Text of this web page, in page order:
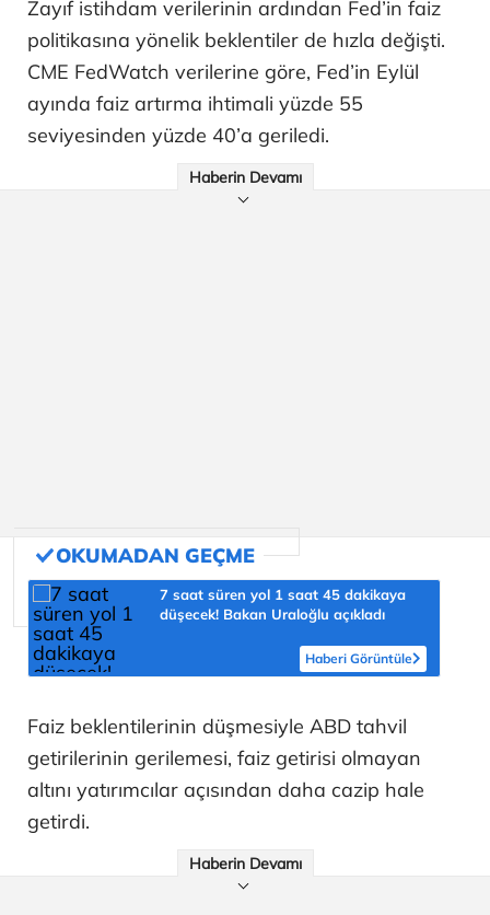
Zayıf istihdam verilerinin ardından Fed’in faiz
politikasına yönelik beklentiler de hızla değişti.
CME FedWatch verilerine göre, Fed’in Eylül
ayında faiz artırma ihtimali yüzde 55
seviyesinden yüzde 40’a geriledi.
Haberin Devamı
7 saat süren yol 1 saat 45 dakikaya
düşecek! Bakan Uraloğlu açıkladı
Haberi Görüntüle
Faiz beklentilerinin düşmesiyle ABD tahvil
getirilerinin gerilemesi, faiz getirisi olmayan
altını yatırımcılar açısından daha cazip hale
getirdi.
Haberin Devamı